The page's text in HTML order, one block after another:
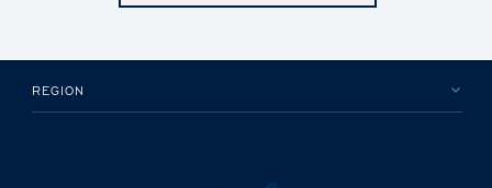
REGION